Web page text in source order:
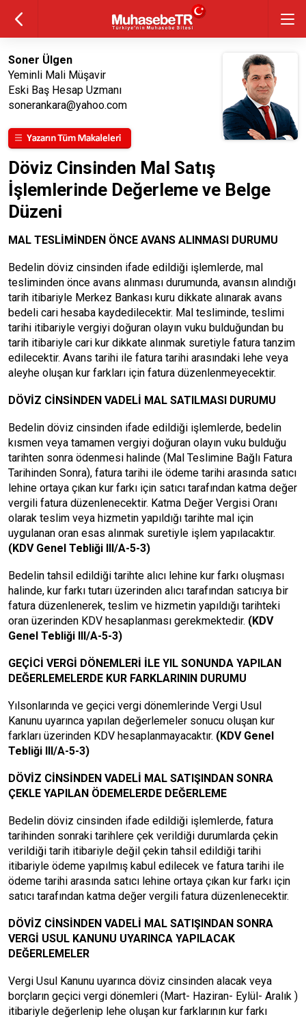
Soner Ülgen
Yeminli Mali Müşavir
Eski Baş Hesap Uzmanı
sonerankara@yahoo.com
Döviz Cinsinden Mal Satış
İşlemlerinde Değerleme ve Belge
Düzeni
MAL TESLİMİNDEN ÖNCE AVANS ALINMASI DURUMU
Bedelin döviz cinsinden ifade edildiği işlemlerde, mal
tesliminden önce avans alınması durumunda, avansın alındığı
tarih itibariyle Merkez Bankası kuru dikkate alınarak avans
bedeli cari hesaba kaydedilecektir. Mal tesliminde, teslimi
tarihi itibariyle vergiyi doğuran olayın vuku bulduğundan bu
tarih itibariyle cari kur dikkate alınmak suretiyle fatura tanzim
edilecektir. Avans tarihi ile fatura tarihi arasındaki lehe veya
aleyhe oluşan kur farkları için fatura düzenlenmeyecektir.
DÖVİZ CİNSİNDEN VADELİ MAL SATILMASI DURUMU
Bedelin döviz cinsinden ifade edildiği işlemlerde, bedelin
kısmen veya tamamen vergiyi doğuran olayın vuku bulduğu
tarihten sonra ödenmesi halinde (Mal Teslimine Bağlı Fatura
Tarihinden Sonra), fatura tarihi ile ödeme tarihi arasında satıcı
lehine ortaya çıkan kur farkı için satıcı tarafından katma değer
vergili fatura düzenlenecektir. Katma Değer Vergisi Oranı
olarak teslim veya hizmetin yapıldığı tarihte mal için
uygulanan oran esas alınmak suretiyle işlem yapılacaktır.
(KDV Genel Tebliği III/A-5-3)
Bedelin tahsil edildiği tarihte alıcı lehine kur farkı oluşması
halinde, kur farkı tutarı üzerinden alıcı tarafından satıcıya bir
fatura düzenlenerek, teslim ve hizmetin yapıldığı tarihteki
oran üzerinden KDV hesaplanması gerekmektedir. (KDV
Genel Tebliği III/A-5-3)
GEÇİCİ VERGİ DÖNEMLERİ İLE YIL SONUNDA YAPILAN
DEĞERLEMELERDE KUR FARKLARININ DURUMU
Yılsonlarında ve geçici vergi dönemlerinde Vergi Usul
Kanunu uyarınca yapılan değerlemeler sonucu oluşan kur
farkları üzerinden KDV hesaplanmayacaktır. (KDV Genel
Tebliği III/A-5-3)
DÖVİZ CİNSİNDEN VADELİ MAL SATIŞINDAN SONRA
ÇEKLE YAPILAN ÖDEMELERDE DEĞERLEME
Bedelin döviz cinsinden ifade edildiği işlemlerde, fatura
tarihinden sonraki tarihlere çek verildiği durumlarda çekin
verildiği tarih itibariyle değil çekin tahsil edildiği tarihi
itibariyle ödeme yapılmış kabul edilecek ve fatura tarihi ile
ödeme tarihi arasında satıcı lehine ortaya çıkan kur farkı için
satıcı tarafından katma değer vergili fatura düzenlenecektir.
DÖVİZ CİNSİNDEN VADELİ MAL SATIŞINDAN SONRA
VERGİ USUL KANUNU UYARINCA YAPILACAK
DEĞERLEMELER
Vergi Usul Kanunu uyarınca döviz cinsinden alacak veya
borçların geçici vergi dönemleri (Mart- Haziran- Eylül- Aralık )
itibariyle değerlenip lehe oluşan kur farklarının kur farkı